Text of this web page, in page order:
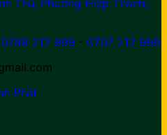
Thủ, Phường Hiệp Thành,
0788 212 999 - 0707 212 999
Phát